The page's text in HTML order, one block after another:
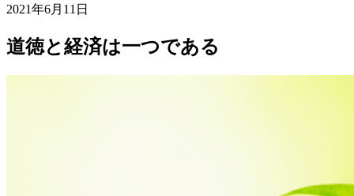
2021年6月11日
道徳と経済は一つである